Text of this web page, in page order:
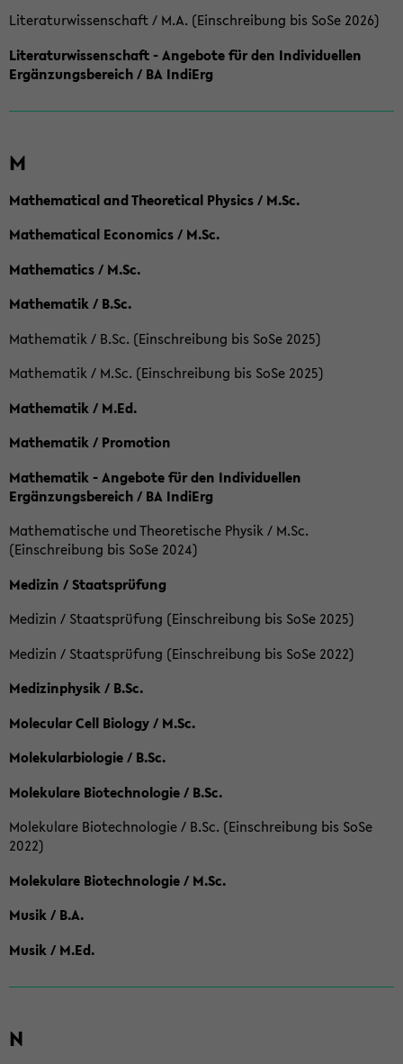
Literaturwissenschaft / M.A. (Einschreibung bis SoSe 2026)
Literaturwissenschaft - Angebote für den Individuellen
Ergänzungsbereich / BA IndiErg
M
Mathematical and Theoretical Physics / M.Sc.
Mathematical Economics / M.Sc.
Mathematics / M.Sc.
Mathematik / B.Sc.
Mathematik / B.Sc. (Einschreibung bis SoSe 2025)
Mathematik / M.Sc. (Einschreibung bis SoSe 2025)
Mathematik / M.Ed.
Mathematik / Promotion
Mathematik - Angebote für den Individuellen
Ergänzungsbereich / BA IndiErg
Mathematische und Theoretische Physik / M.Sc.
(Einschreibung bis SoSe 2024)
Medizin / Staatsprüfung
Medizin / Staatsprüfung (Einschreibung bis SoSe 2025)
Medizin / Staatsprüfung (Einschreibung bis SoSe 2022)
Medizinphysik / B.Sc.
Molecular Cell Biology / M.Sc.
Molekularbiologie / B.Sc.
Molekulare Biotechnologie / B.Sc.
Molekulare Biotechnologie / B.Sc. (Einschreibung bis SoSe
2022)
Molekulare Biotechnologie / M.Sc.
Musik / B.A.
Musik / M.Ed.
N